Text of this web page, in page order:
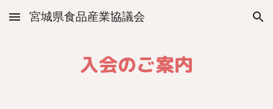
Skip to main content Skip to navigation
宮城県食品産業協議会
入会のご案内